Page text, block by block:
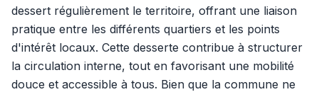
dessert régulièrement le territoire, offrant une liaison
pratique entre les différents quartiers et les points
d'intérêt locaux. Cette desserte contribue à structurer
la circulation interne, tout en favorisant une mobilité
douce et accessible à tous. Bien que la commune ne